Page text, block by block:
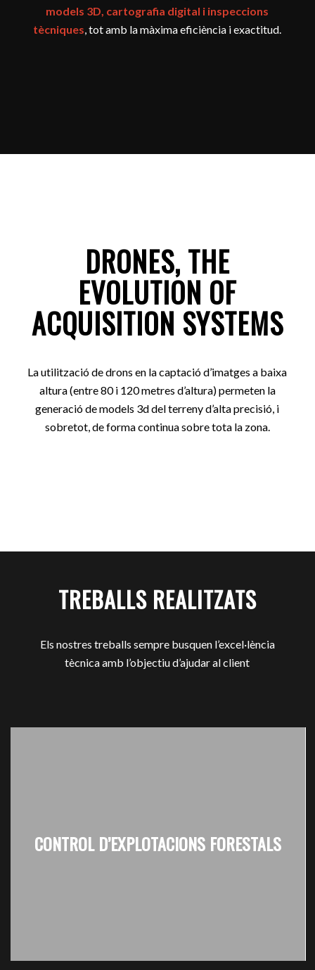
models 3D, cartografia digital i inspeccions
tècniques , tot amb la màxima eficiència i exactitud.
DRONES, THE
EVOLUTION OF
ACQUISITION SYSTEMS
La utilització de drons en la captació d’imatges a baixa
altura (entre 80 i 120 metres d’altura) permeten la
generació de models 3d del terreny d’alta precisió, i
sobretot, de forma continua sobre tota la zona.
TREBALLS REALITZATS
Els nostres treballs sempre busquen l’excel·lència
tècnica amb l’objectiu d’ajudar al client
CONTROL D’EXPLOTACIONS FORESTALS